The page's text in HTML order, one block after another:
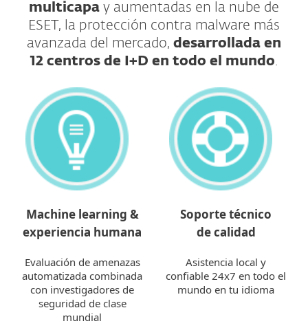
multicapa y aumentadas en la nube de
ESET, la protección contra malware más
avanzada del mercado, desarrollada en
12 centros de I+D en todo el mundo.​​​​​​​
Machine learning &
experiencia humana
Evaluación de amenazas
automatizada combinada
con investigadores de
seguridad de clase
mundial
Soporte técnico
de calidad
Asistencia local y
confiable 24x7 en todo el
mundo en tu idioma